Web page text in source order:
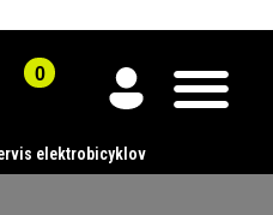
elektrobicyklov